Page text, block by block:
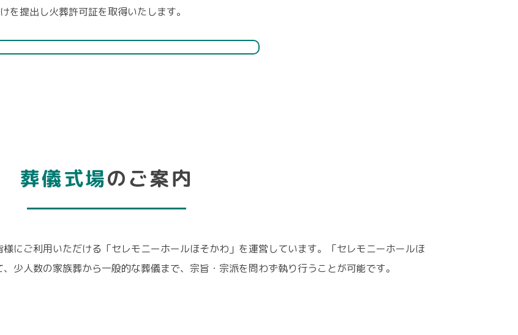
を提出し火葬許可証を取得いたします。
葬儀式場のご案内
にご利用いただける「セレモニーホールほそかわ」を運営しています。「セレモニーホールほ
少人数の家族葬から一般的な葬儀まで、宗旨・宗派を問わず執り行うことが可能です。